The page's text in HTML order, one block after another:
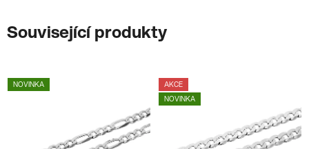
Související produkty
NOVINKA
AKCE
NOVINKA